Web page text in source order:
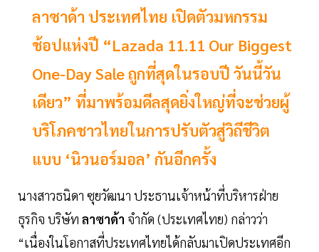
ลาซาด้า ประเทศไทย เปิดตัวมหกรรม
ช้อปแห่งปี “Lazada 11.11 Our Biggest
One-Day Sale ถูกที่สุดในรอบปี วันนี้วัน
เดียว” ที่มาพร้อมดีลสุดยิ่งใหญ่ที่จะช่วยผู้
บริโภคชาวไทยในการปรับตัวสู่วิถีชีวิต
แบบ ‘นิวนอร์มอล’ กันอีกครั้ง
นางสาวธนิดา ซุยวัฒนา ประธานเจ้าหน้าที่บริหารฝ่าย
ธุรกิจ บริษัท ลาซาด้า จำกัด (ประเทศไทย) กล่าวว่า
“เนื่องในโอกาสที่ประเทศไทยได้กลับมาเปิดประเทศอีก